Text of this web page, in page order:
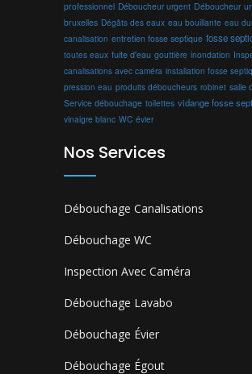
professionnel Déboucheur urgent Déboucheur
bruxelles Dégâts des eaux eau bouillante eau
canalisation entretien fosse septique fosse
toutes eaux fuite d'eau gouttière inondation
canalisations avec caméra installation fosse
pression eau produits déboucheurs robinet salle
Service débouchage toilettes vidange fosse
vinaigre blanc WC évier
Nos Services
Débouchage Canalisations
Débouchage WC
Inspection Avec Caméra
Débouchage Lavabo
Débouchage Évier
Débouchage Égout